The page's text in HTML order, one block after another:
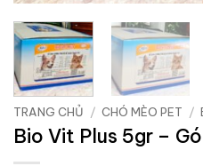
TRANG CHỦ / CHÓ MÈO PET /
Bio Vit Plus 5gr –